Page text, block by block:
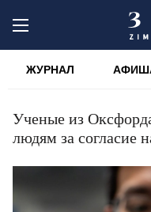
ЖУРНАЛ
Ученые из
людям за согласие